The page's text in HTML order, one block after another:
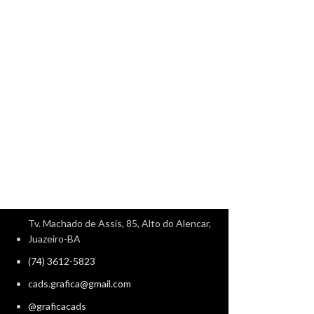
Tv. Machado de Assis, 85, Alto do Alencar,
Juazeiro-BA
(74) 3612-5823
cads.grafica@gmail.com
@graficacads